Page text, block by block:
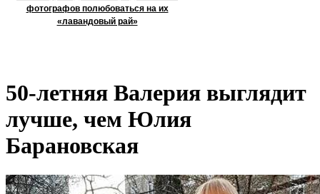
фотографов полюбоваться на их
«лавандовый рай»
50-летняя Валерия выглядит
лучше, чем Юлия
Барановская